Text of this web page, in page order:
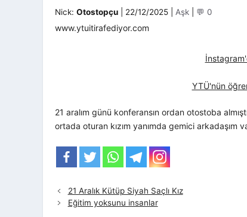
Nick: Otostopçu 22/12/2025 Kategoriler
Aşk 💬 0
www.ytuitirafediyor.com
YTÜ'nün
21 aralım günü konferansın ordan otostoba
ortada oturan kızım yanımda gemici arkadaşım
21 Aralık Kütüp Siyah Saçlı Kız
Eğitim yoksunu insanlar